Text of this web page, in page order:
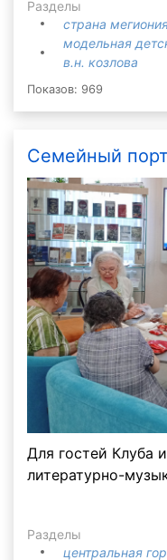
Разделы
страна
модельная
в.н. козлова
Показов: 969
Семейный
Для гостей Клуба
литературно-
Разделы
центральная